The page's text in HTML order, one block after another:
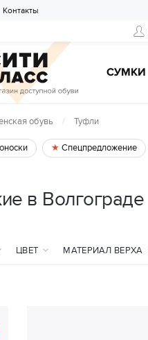
CУМКИ
Контакты
обувь Туфли
Спецпредложение
в Волгограде
ЦВЕТ МАТЕРИАЛ ВЕРХА